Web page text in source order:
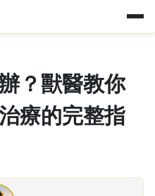
？獸醫教你
療的完整指